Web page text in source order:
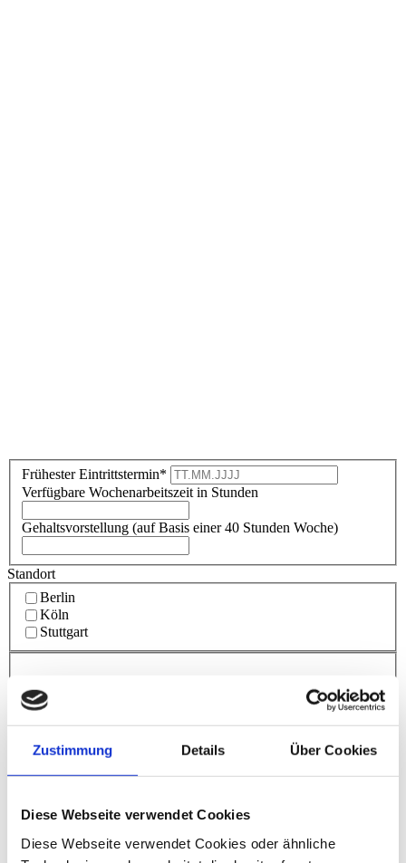
Zustimmung Details Über Cookies
Diese Webseite verwendet Cookies
Diese Webseite verwendet Cookies oder ähnliche
Frühester Eintrittstermin*
Verfügbare Wochenarbeitszeit in Stunden
Gehaltsvorstellung (auf Basis einer 40 Stunden Woche)
Standort
Berlin
Köln
Stuttgart
Persönliche Daten
Vorname*
Nachname*
Hausnummer*
Ort*